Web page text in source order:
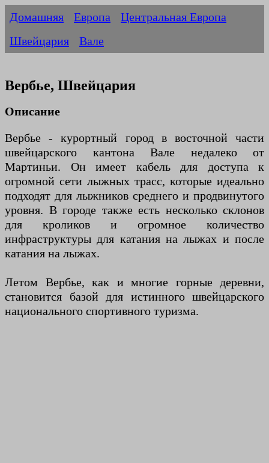
Домашняя Европа
Центральная Европа
Швейцария
Вале
Вербье, Швейцария
Описание
Вербье - курортный город в восточной части
швейцарского кантона Вале недалеко от
Мартиньи. Он имеет кабель для доступа к
огромной сети лыжных трасс, которые идеально
подходят для лыжников среднего и продвинутого
уровня. В городе также есть несколько склонов
для кроликов и огромное количество
инфраструктуры для катания на лыжах и после
катания на лыжах.
Летом Вербье, как и многие горные деревни,
становится базой для истинного швейцарского
национального спортивного туризма.